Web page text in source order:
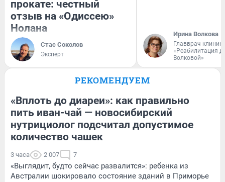
прокате: честный
отзыв на «Одиссею»
Нолана
Стас Соколов
Эксперт
Ирина Волкова
Главврач
«Реабилитация
Волковой»
РЕКОМЕНДУЕМ
«Вплоть до диареи»: как правильно
пить иван-чай — новосибирский
нутрициолог подсчитал допустимое
количество чашек
3 часа 2 007 7
«Выглядит, будто сейчас развалится»: ребенка из
Австралии шокировало состояние зданий в Приморье